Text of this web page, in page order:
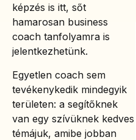
képzés is itt, sőt
hamarosan business
coach tanfolyamra is
jelentkezhetünk.
Egyetlen coach sem
tevékenykedik mindegyik
területen: a segítőknek
van egy szívüknek kedves
témájuk, amibe jobban